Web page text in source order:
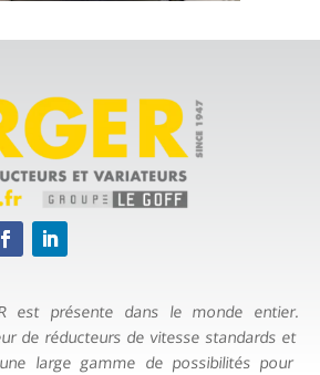
est présente dans le monde entier.
de réducteurs de vitesse standards et
large gamme de possibilités pour